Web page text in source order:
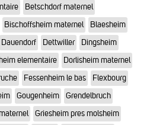
Betschdorf maternel
Bischoffsheim maternel
Blaesheim
Dauendorf Dettwiller
Dingsheim
elementaire
Dorlisheim maternel
Fessenheim le bas
Flexbourg
Gougenheim
Grendelbruch
Griesheim pres molsheim